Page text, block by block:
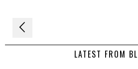
Navigation
de LATEST FROM